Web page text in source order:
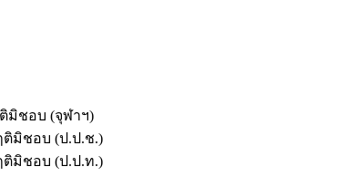
มิชอบ (จุฬาฯ)
ติมิชอบ (ป.ป.ช.)
ติมิชอบ (ป.ป.ท.)